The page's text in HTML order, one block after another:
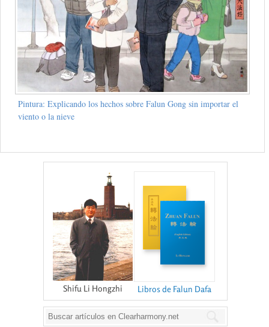
Pintura: Explicando los hechos sobre Falun Gong sin importar el
viento o la nieve
Shifu Li Hongzhi Libros de Falun Dafa